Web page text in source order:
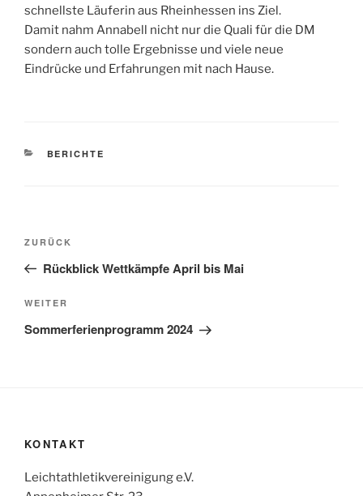
schnellste Läuferin aus Rheinhessen ins Ziel.
Damit nahm Annabell nicht nur die Quali für die DM
sondern auch tolle Ergebnisse und viele neue
Eindrücke und Erfahrungen mit nach Hause.
KATEGORIEN
BERICHTE
Beitragsnavigation
Vorheriger
Beitrag
ZURÜCK
Rückblick Wettkämpfe April bis Mai
Nächster
Beitrag
WEITER
Sommerferienprogramm 2024
KONTAKT
Leichtathletikvereinigung e.V.